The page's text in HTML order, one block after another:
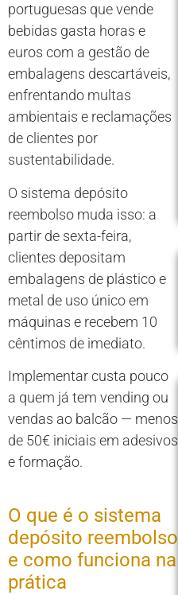
portuguesas que vende
bebidas gasta horas e
euros com a gestão de
embalagens descartáveis,
enfrentando multas
ambientais e reclamações
de clientes por
sustentabilidade.
O sistema depósito
reembolso muda isso: a
partir de sexta-feira,
clientes depositam
embalagens de plástico e
metal de uso único em
máquinas e recebem 10
cêntimos de imediato.
Implementar custa pouco
a quem já tem vending ou
vendas ao balcão — menos
de 50€ iniciais em adesivos
e formação.
O que é o sistema
depósito reembolso
e como funciona na
prática